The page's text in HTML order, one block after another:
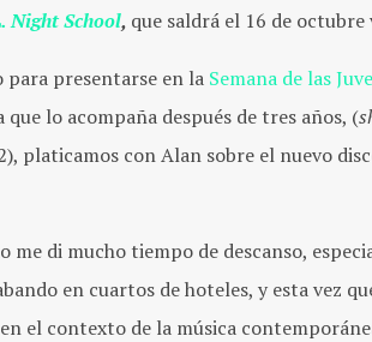
Night School, que saldrá el 16 de
para presentarse en la Semana de las
lo acompaña después de tres años, (
platicamos con Alan sobre el nuevo
me di mucho tiempo de descanso,
en cuartos de hoteles, y esta vez
el contexto de la música